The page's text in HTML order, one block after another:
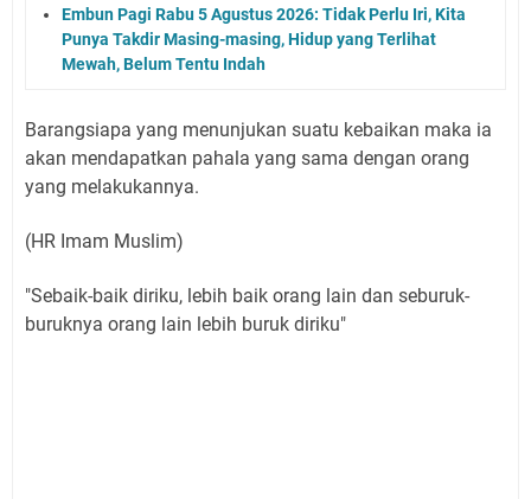
Embun Pagi Rabu 5 Agustus 2026: Tidak Perlu Iri, Kita
Punya Takdir Masing-masing, Hidup yang Terlihat
Mewah, Belum Tentu Indah
Barangsiapa yang menunjukan suatu kebaikan maka ia
akan mendapatkan pahala yang sama dengan orang
yang melakukannya.
(HR Imam Muslim)
"Sebaik-baik diriku, lebih baik orang lain dan seburuk-
buruknya orang lain lebih buruk diriku"